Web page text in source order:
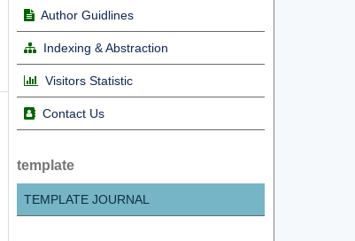
Author Guidlines
Indexing & Abstraction
Visitors Statistic
Contact Us
template
TEMPLATE JOURNAL